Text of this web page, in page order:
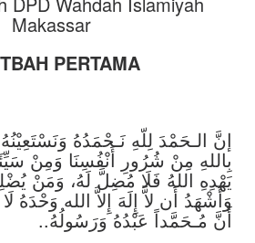
Makassar
PERTAMA
إنَّ الـحَمْدَ لِلّهِ نَـحْمَدُهُ
بِاللهِ مِنْ شُرُورِ أَنْفُسِنَا وَمِنْ
يَهْدِهِ اللهُ فَلَا مُضِلَّ لَهُ، وَمَنْ
وَأَشْهَدُ أَن لاَّ إِلَهَ إِلاَّ الله
أَنَّ مُـحَمَّداً عَبْدُهُ وَرَسُولُهُ..